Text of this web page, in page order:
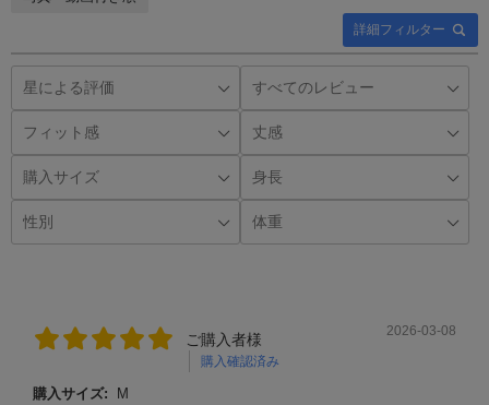
詳細フィルター
ご購入者様
購入確認済み
2026-03-08
購入サイズ:
M